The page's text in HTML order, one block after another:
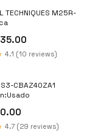
TECHNIQUES M25R-
4.1 (10 reviews)
CBAZ40ZA1
4.7 (29 reviews)